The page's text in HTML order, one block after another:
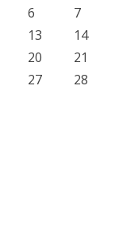
6 7
13 14
20 21
27 28